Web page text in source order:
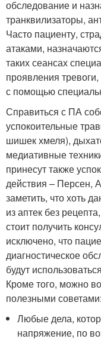
обследование и
транквилизаторы,
Часто пациенту,
атаками,
таких сеансах
проявления
с помощью
Справиться с ПА
успокоительные
шишек хмеля),
медиативные
принесут также
действия – Персен,
заметить, что хоть
из аптек без
стоит получить
исключено, что
диагностическое
будут
Кроме того, можно
полезными советами:
Любые дела,
напряжение, по